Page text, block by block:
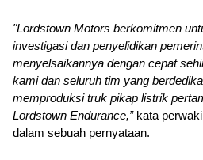
"Lordstown Motors berkomitmen
investigasi dan penyelidikan
menyelsaikannya dengan cepat
kami dan seluruh tim yang
memproduksi truk pikap listrik
Lordstown Endurance,” kata
dalam sebuah pernyataan.